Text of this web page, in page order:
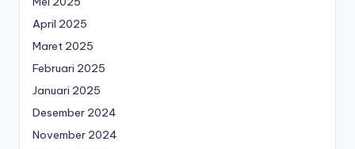
April 2025
Maret 2025
Februari 2025
Januari 2025
Desember 2024
November 2024